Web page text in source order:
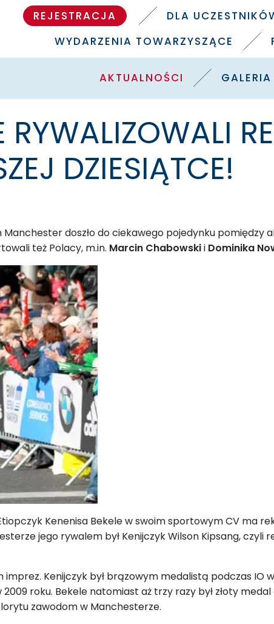
REJESTRACJA DLA
WYDARZENIA TOWARZYSZĄCE
AKTUALNOŚCI GALERIA
DZIESIĄTCE!
doszło do ciekawego pojedynku pomiędzy
też Polacy, m.in. Marcin Chabowskii Dominika
Kenenisa Bekele w swoim sportowym CV ma
jego rywalem był Kenijczyk Wilson Kipsang, czyli
Kenijczyk był brązowym medalistą podczas IO
roku. Bekele natomiast aż trzy razy był złoty
zawodom w Manchesterze.